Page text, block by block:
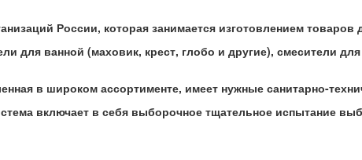
России, которая занимается изготовлением товаров
для ванной (маховик, крест, глобо и другие), смесители
в широком ассортименте, имеет нужные санитарно-
включает в себя выборочное тщательное испытание